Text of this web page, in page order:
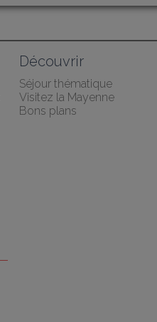
Découvrir
Séjour thématique
Visitez la Mayenne
Bons plans